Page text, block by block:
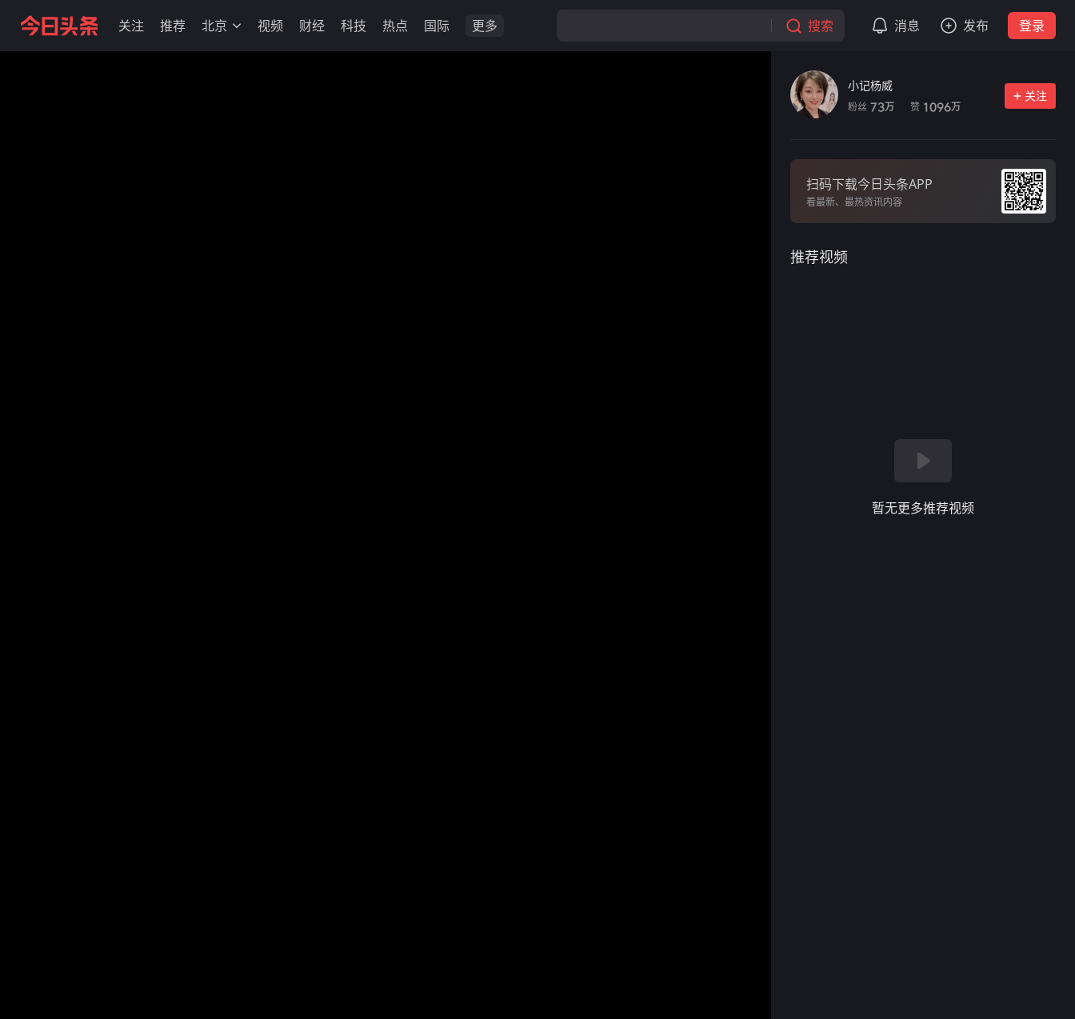
关注 推荐 北京 视频 财经 科技 热点 国际 更多 搜索 消息 发布 登录
小记杨威
粉丝 73万 赞 1096万
关注
扫码下载今日头条APP
看最新、最热资讯内容
推荐视频
暂无更多推荐视频